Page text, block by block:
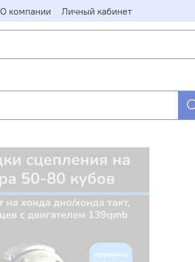
О компании Личный кабинет